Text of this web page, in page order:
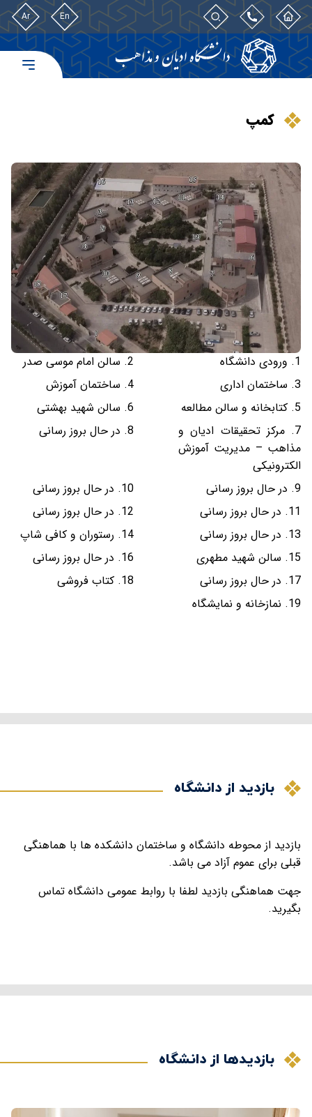
En
Ar
کمپ
ورودی دانشگاه
سالن امام موسی صدر
ساختمان اداری
ساختمان آموزش
کتابخانه و سالن مطالعه
سالن شهید بهشتی
مرکز تحقیقات ادیان و
مذاهب – مدیریت آموزش
الکترونیکی
در حال بروز رسانی
در حال بروز رسانی
در حال بروز رسانی
در حال بروز رسانی
در حال بروز رسانی
در حال بروز رسانی
رستوران و کافی شاپ
سالن شهید مطهری
در حال بروز رسانی
در حال بروز رسانی
کتاب فروشی
نمازخانه و نمایشگاه
بازدید از دانشگاه
بازدید از محوطه دانشگاه و ساختمان دانشکده ها با هماهنگی
قبلی برای عموم آزاد می باشد.
جهت هماهنگی بازدید لطفا با روابط عمومی دانشگاه تماس
بگیرید.
بازدیدها از دانشگاه